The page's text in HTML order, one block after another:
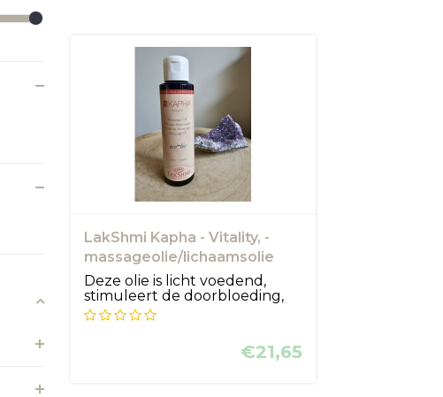
LakShmi Kapha - Vitality, -
massageolie/lichaamsolie
Deze olie is licht voedend,
stimuleert de doorbloeding,
geef...
€21,65